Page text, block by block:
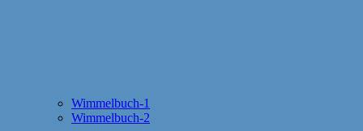
Wimmelbuch-1
Wimmelbuch-2